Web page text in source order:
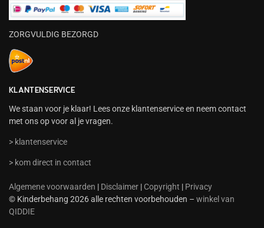
ZORGVULDIG BEZORGD
KLANTENSERVICE
We staan voor je klaar! Lees onze klantenservice en neem contact
met ons op voor al je vragen.
> klantenservice
> kom direct in contact
Algemene voorwaarden | Disclaimer | Copyright | Privacy
© Kinderbehang 2026 alle rechten voorbehouden – winkel van
QIDDIE